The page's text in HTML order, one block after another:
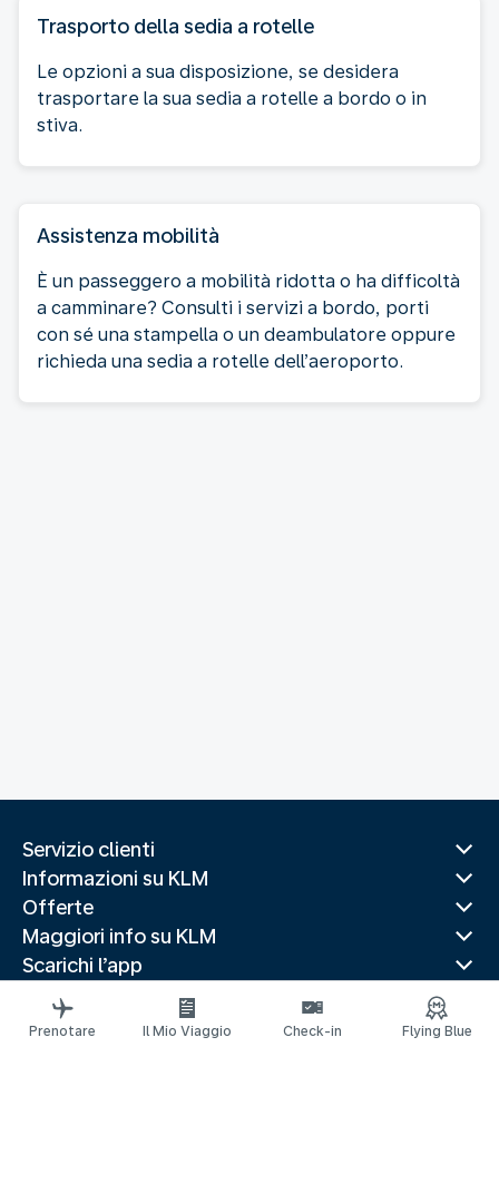
Trasporto della sedia a rotelle
Le opzioni a sua disposizione, se desidera
trasportare la sua sedia a rotelle a bordo o in
stiva.
Assistenza mobilità
È un passeggero a mobilità ridotta o ha difficoltà
a camminare? Consulti i servizi a bordo, porti
con sé una stampella o un deambulatore oppure
richieda una sedia a rotelle dell’aeroporto.
Servizio clienti
Informazioni su KLM
Offerte
Maggiori info su KLM
Scarichi l’app
Siti web correlati
Guide di viaggio
Prenotare Il Mio Viaggio Check-in Flying Blue